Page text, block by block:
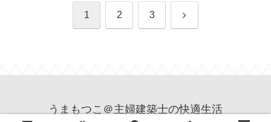
1 2 3 次
うまもつこ＠主婦建築士の快適生活